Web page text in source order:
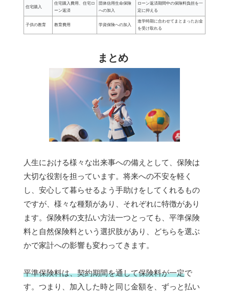
住宅購入
住宅購入費用、住宅ロ
ーン返済
団体信用生命保険
への加入
ローン返済期間中の保険料負担を一
定に抑える
子供の教育 教育費用 学資保険への加入
進学時期に合わせてまとまったお金
を受け取れる
まとめ
人生における様々な出来事への備えとして、保険は
大切な役割を担っています。将来への不安を軽く
し、安心して暮らせるよう手助けをしてくれるもの
ですが、様々な種類があり、それぞれに特徴があり
ます。保険料の支払い方法一つとっても、平準保険
料と自然保険料という選択肢があり、どちらを選ぶ
かで家計への影響も変わってきます。
平準保険料は、契約期間を通して保険料が一定で
す。つまり、加入した時と同じ金額を、ずっと払い